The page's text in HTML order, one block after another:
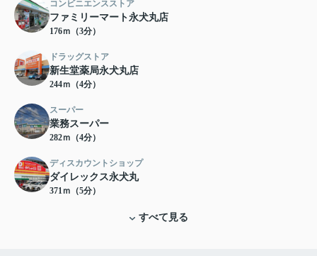
コンビニエンスストア
ファミリーマート永犬丸店
176ｍ（3分）
ドラッグストア
新生堂薬局永犬丸店
244ｍ（4分）
スーパー
業務スーパー
282ｍ（4分）
ディスカウントショップ
ダイレックス永犬丸
371ｍ（5分）
すべて見る